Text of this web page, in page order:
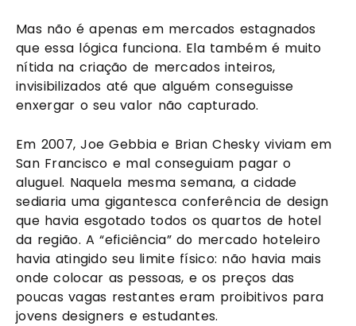
Mas não é apenas em mercados estagnados
que essa lógica funciona. Ela também é muito
nítida na criação de mercados inteiros,
invisibilizados até que alguém conseguisse
enxergar o seu valor não capturado.
Em 2007, Joe Gebbia e Brian Chesky viviam em
San Francisco e mal conseguiam pagar o
aluguel. Naquela mesma semana, a cidade
sediaria uma gigantesca conferência de design
que havia esgotado todos os quartos de hotel
da região. A “eficiência” do mercado hoteleiro
havia atingido seu limite físico: não havia mais
onde colocar as pessoas, e os preços das
poucas vagas restantes eram proibitivos para
jovens designers e estudantes.